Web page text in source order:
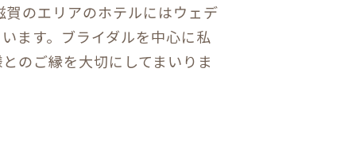
のエリアのホテルにはウェデ
ます。ブライダルを中心に私
のご縁を大切にしてまいりま